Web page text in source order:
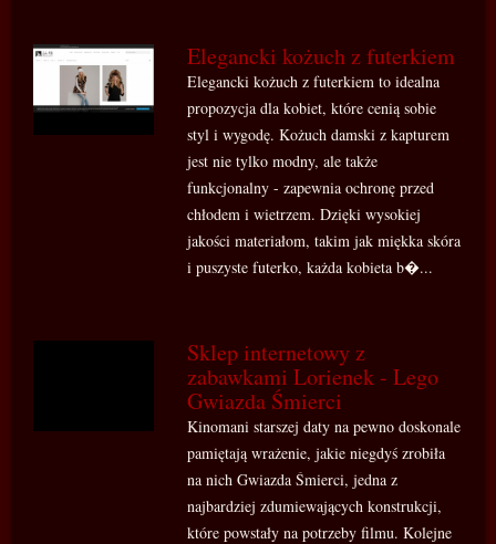
Elegancki kożuch z futerkiem
Elegancki kożuch z futerkiem to idealna
propozycja dla kobiet, które cenią sobie
styl i wygodę. Kożuch damski z kapturem
jest nie tylko modny, ale także
funkcjonalny - zapewnia ochronę przed
chłodem i wietrzem. Dzięki wysokiej
jakości materiałom, takim jak miękka skóra
i puszyste futerko, każda kobieta b�...
Sklep internetowy z
zabawkami Lorienek - Lego
Gwiazda Śmierci
Kinomani starszej daty na pewno doskonale
pamiętają wrażenie, jakie niegdyś zrobiła
na nich Gwiazda Śmierci, jedna z
najbardziej zdumiewających konstrukcji,
które powstały na potrzeby filmu. Kolejne